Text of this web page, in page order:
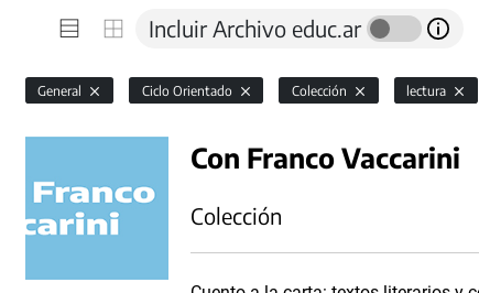
Incluir Archivo educ.ar
General Ciclo Orientado Colección lectura
Con Franco Vaccarini
Colección